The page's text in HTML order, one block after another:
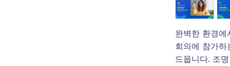
완벽한 환경에
회의에 참가하
드뭅니다. 조